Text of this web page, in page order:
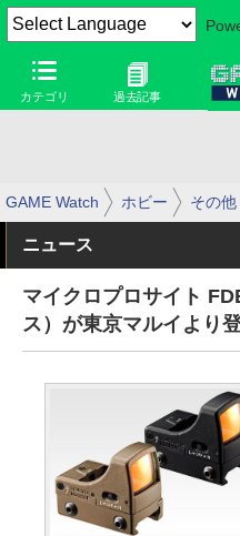
カテゴリ 過去記事
GAME Watch ホビー その他
ニュース
マイクロプロサイト
ス）が東京マルイより